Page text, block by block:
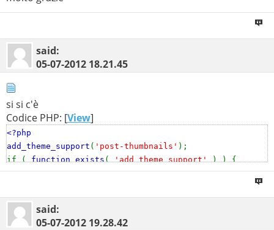
said:
05-07-2012 18.21.45
si si c'è
Codice PHP: [View]
<?php
add_theme_support ( 'post-thumbnails' );
if (function_exists('add_theme_support') ) {
add_theme_support('post-thumbnails');
said:
05-07-2012 19.28.42